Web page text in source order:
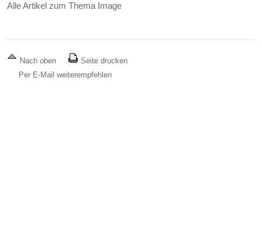
Alle Artikel zum Thema Image
Nach oben
Seite drucken
Per E-Mail weiterempfehlen